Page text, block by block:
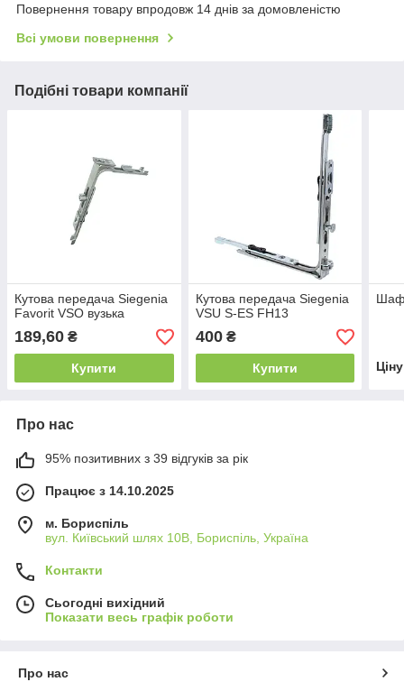
Повернення товару впродовж 14 днів за домовленістю
Всі умови повернення
Подібні товари компанії
Кутова передача Siegenia
Favorit VSO вузька
189,60 ₴
Купити
Кутова передача Siegenia
VSU S-ES FH13
400₴
Купити
Про нас
95% позитивних з 39 відгуків за рік
Працює з 14.10.2025
м. Бориспіль
вул. Київський шлях 10В, Бориспіль, Україна
Контакти
Сьогодні вихідний
Показати весь графік роботи
Про нас